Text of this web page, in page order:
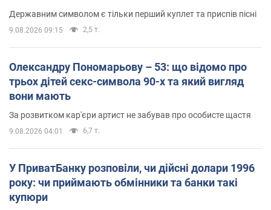
Державним символом є тільки перший куплет та приспів пісні
9.08.2026 09:15 2,5 т.
Олександру Пономарьову – 53: що відомо про
трьох дітей секс-символа 90-х та який вигляд
вони мають
За розвитком кар'єри артист не забував про особисте щастя
9.08.2026 04:01 6,7 т.
У ПриватБанку розповіли, чи дійсні долари 1996
року: чи приймають обмінники та банки такі
купюри